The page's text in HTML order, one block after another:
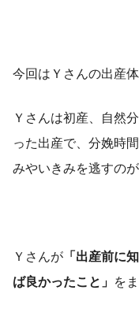
今回はＹさんの出産
Ｙさんは初産、自然
った出産で、分娩時
みやいきみを逃すの
Ｙさんが 「出産前に
ば良かったこと」 を